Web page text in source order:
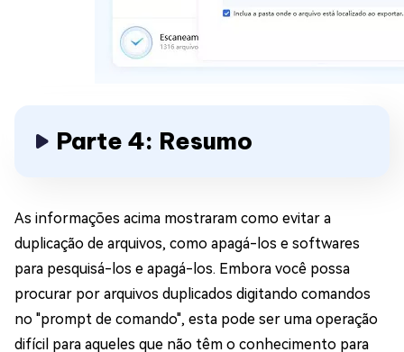
Parte 4: Resumo
As informações acima mostraram como evitar a
duplicação de arquivos, como apagá-los e softwares
para pesquisá-los e apagá-los. Embora você possa
procurar por arquivos duplicados digitando comandos
no "prompt de comando", esta pode ser uma operação
difícil para aqueles que não têm o conhecimento para